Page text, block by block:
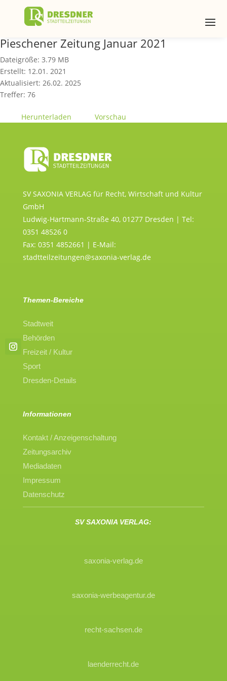
Pieschener Zeitung Januar 2021
Dateigröße: 3.79 MB
Erstellt: 12.01. 2021
Aktualisiert: 26.02. 2025
Treffer: 76
Herunterladen Vorschau
SV SAXONIA VERLAG für Recht, Wirtschaft und Kultur
GmbH
Ludwig-Hartmann-Straße 40, 01277 Dresden | Tel:
0351 48526 0
Fax: 0351 4852661 | E-Mail:
stadtteilzeitungen@saxonia-verlag.de
Themen-Bereiche
Stadtweit
Behörden
Freizeit / Kultur
Sport
Dresden-Details
Informationen
Kontakt / Anzeigenschaltung
Zeitungsarchiv
Mediadaten
Impressum
Datenschutz
SV SAXONIA VERLAG:
saxonia-verlag.de
saxonia-werbeagentur.de
recht-sachsen.de
laenderrecht.de